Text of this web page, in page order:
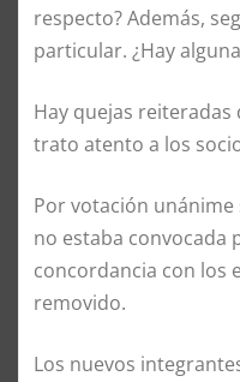
respecto? Además,
particular. ¿Hay
Hay quejas
trato atento a los
Por votación unánime
no estaba convocada
concordancia con los
removido.
Los nuevos